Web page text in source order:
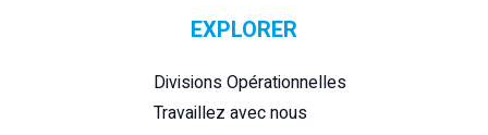
EXPLORER
Divisions Opérationnelles
Travaillez avec nous